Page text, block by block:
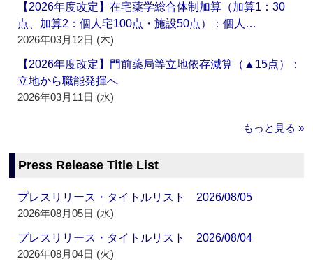
【2026年度改定】在宅薬学総合体制加算（加算1：30
点、加算2：個人宅100点・施設50点）：個人…
2026年03月12日 (木)
【2026年度改定】門前薬局等立地依存減算（▲15点）：
立地から職能発揮へ
2026年03月11日 (水)
もっと見る »
Press Release Title List
プレスリリース・タイトルリスト 2026/08/05
2026年08月05日 (水)
プレスリリース・タイトルリスト 2026/08/04
2026年08月04日 (火)